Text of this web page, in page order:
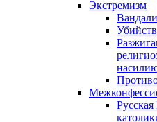
Экстремизм